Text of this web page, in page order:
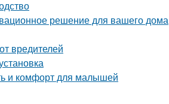
решение для вашего дома
вредителей
и комфорт для малышей